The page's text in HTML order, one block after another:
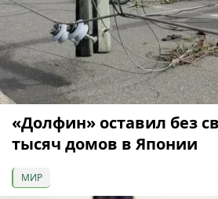
«Долфин» оставил без
тысяч домов в Японии
МИР